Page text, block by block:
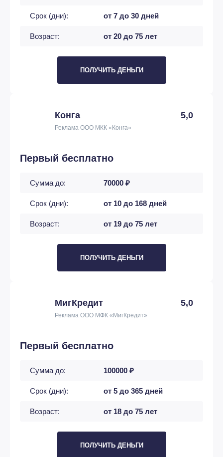
Срок (дни): от 7 до 30 дней
Возраст: от 20 до 75 лет
ПОЛУЧИТЬ ДЕНЬГИ
Конга 5,0
Реклама ООО МКК «Конга»
Первый бесплатно
Сумма до: 70000 ₽
Срок (дни): от 10 до 168 дней
Возраст: от 19 до 75 лет
ПОЛУЧИТЬ ДЕНЬГИ
МигКредит 5,0
Реклама ООО МФК «МигКредит»
Первый бесплатно
Сумма до: 100000 ₽
Срок (дни): от 5 до 365 дней
Возраст: от 18 до 75 лет
ПОЛУЧИТЬ ДЕНЬГИ